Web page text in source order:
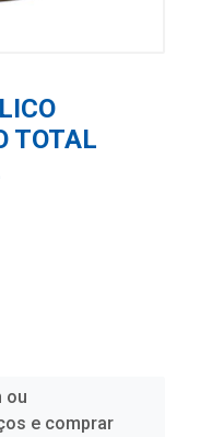
TOTAL
ou
e comprar